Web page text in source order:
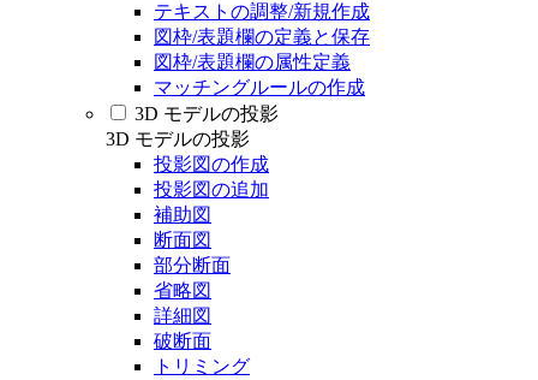
テキストの調整/新規作成
図枠/表題欄の定義と保存
図枠/表題欄の属性定義
マッチングルールの作成
3D モデルの投影
3D モデルの投影
投影図の作成
投影図の追加
補助図
断面図
部分断面
省略図
詳細図
破断面
トリミング